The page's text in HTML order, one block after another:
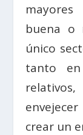
buena o
único
tanto en
crear un